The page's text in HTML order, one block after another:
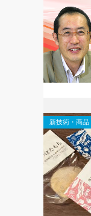
新技術・商品